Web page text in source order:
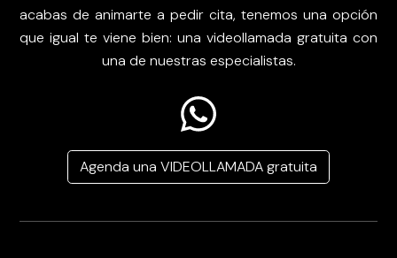
acabas de animarte a pedir cita, tenemos una opción
que igual te viene bien: una videollamada gratuita con
una de nuestras especialistas.
Agenda una VIDEOLLAMADA gratuita